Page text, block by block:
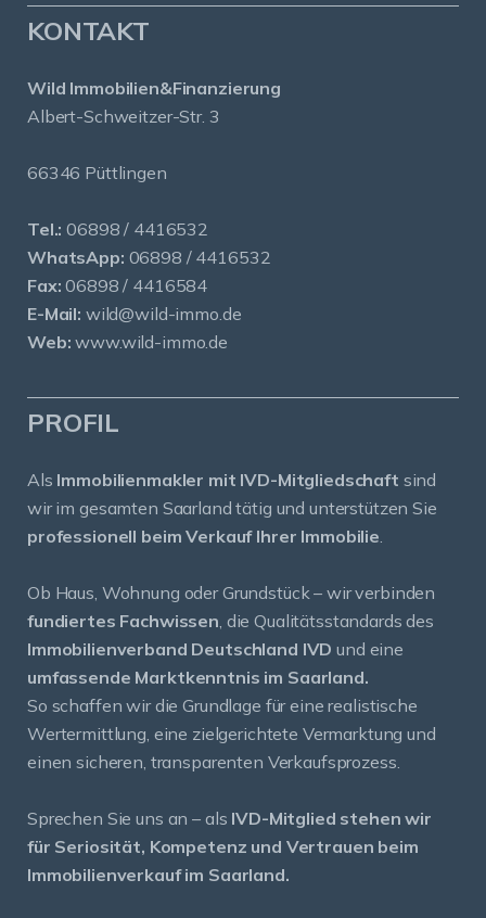
KONTAKT
Wild Immobilien&Finanzierung
Albert-Schweitzer-Str. 3
66346 Püttlingen
Tel.: 06898 / 4416532
WhatsApp: 06898 / 4416532
Fax: 06898 / 4416584
E-Mail: wild@wild-immo.de
Web: www.wild-immo.de
PROFIL
Als Immobilienmakler mit IVD-Mitgliedschaft sind
wir im gesamten Saarland tätig und unterstützen Sie
professionell beim Verkauf Ihrer Immobilie
Ob Haus, Wohnung oder Grundstück – wir verbinden
fundiertes Fachwissen , die Qualitätsstandards des
Immobilienverband Deutschland IVD und eine
umfassende Marktkenntnis im Saarland.
So schaffen wir die Grundlage für eine realistische
Wertermittlung, eine zielgerichtete Vermarktung und
einen sicheren, transparenten Verkaufsprozess.
Sprechen Sie uns an – als IVD-Mitglied stehen wir
für Seriosität, Kompetenz und Vertrauen beim
Immobilienverkauf im Saarland.